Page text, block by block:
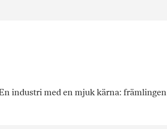
industri med en mjuk kärna: främlingen